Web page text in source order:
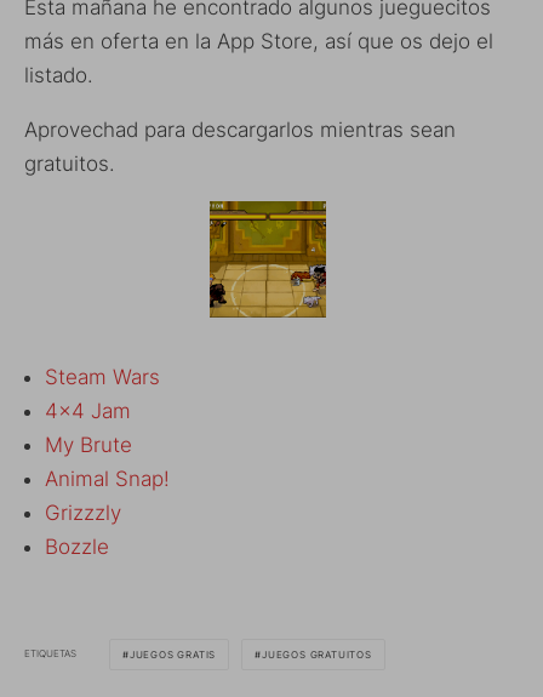
Esta mañana he encontrado algunos jueguecitos
más en oferta en la App Store, así que os dejo el
listado.
Aprovechad para descargarlos mientras sean
gratuitos.
Steam Wars
4×4 Jam
My Brute
Animal Snap!
Grizzzly
Bozzle
ETIQUETAS JUEGOS GRATIS JUEGOS GRATUITOS